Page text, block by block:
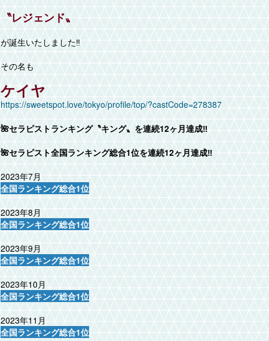
〝レジェンド〟
が誕生いたしました‼️
その名も
ケイヤ
https://sweetspot.love/tokyo/profile/top/?castCode=278387
🌺セラピストランキング〝キング〟を連続12ヶ月達成‼️
🌺セラピスト全国ランキング総合1位を連続12ヶ月達成‼️
2023年7月
全国ランキング総合1位
2023年8月
全国ランキング総合1位
2023年9月
全国ランキング総合1位
2023年10月
全国ランキング総合1位
2023年11月
全国ランキング総合1位